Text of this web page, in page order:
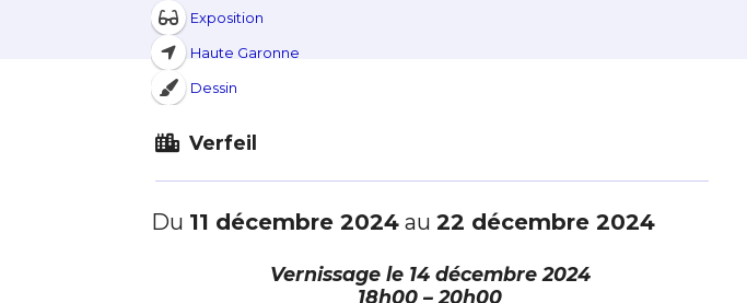
Exposition
Haute Garonne
Dessin
Verfeil
Du 11 décembre 2024 au 22 décembre 2024
Vernissage le 14 décembre 2024
18h00 – 20h00